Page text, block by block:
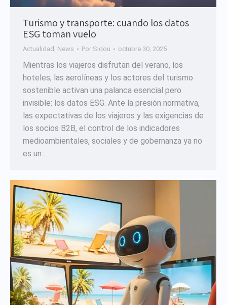
Turismo y transporte: cuando los datos
ESG toman vuelo
Actualidad News Por Sidou octubre 30, 2025
Mientras los viajeros disfrutan del verano, los
hoteles, las aerolíneas y los actores del turismo
sostenible activan una palanca esencial pero
invisible: los datos ESG. Ante la presión normativa,
las expectativas de los viajeros y las exigencias de
los socios B2B, el control de los indicadores
medioambientales, sociales y de gobernanza ya no
es un…